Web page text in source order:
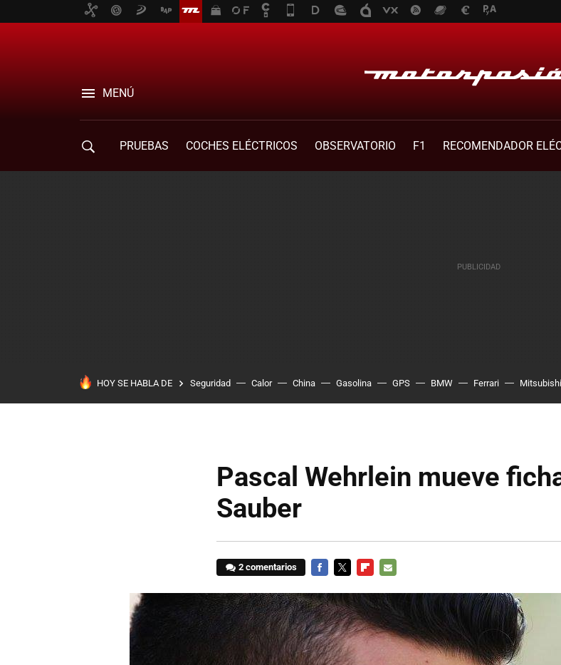
MENÚ
PRUEBAS COCHES ELÉCTRICOS OBSERVATORIO F1
RECOMENDADOR
HOY SE HABLA DE Seguridad Calor China Gasolina GPS BMW Ferrari Mitsubishi
Pascal Wehrlein mueve
Sauber
2 comentarios
MAIL